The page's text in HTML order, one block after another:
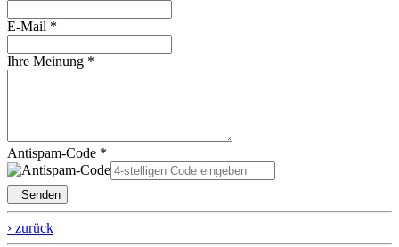
E-Mail *
Ihre Meinung *
Antispam-Code *
Senden
› zurück